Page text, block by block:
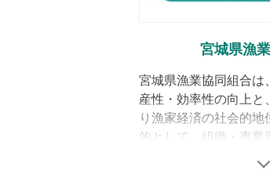
「戸倉っこかき」は広々
「戸倉っこかき」
施設数が3分の1にな
宮城県漁
宮城県漁業協同組合は
産性・効率性の向上と
り漁家経済の社会的地
的として、組織・事業
湾戸倉地区にてカキ養